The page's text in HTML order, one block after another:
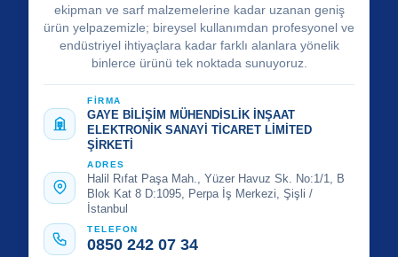
ekipman ve sarf malzemelerine kadar uzanan geniş
ürün yelpazemizle; bireysel kullanımdan profesyonel ve
endüstriyel ihtiyaçlara kadar farklı alanlara yönelik
binlerce ürünü tek noktada sunuyoruz.
FİRMA
GAYE BİLİŞİM MÜHENDİSLİK İNŞAAT
ELEKTRONİK SANAYİ TİCARET LİMİTED
ŞİRKETİ
ADRES
Halil Rıfat Paşa Mah., Yüzer Havuz Sk. No:1/1, B
Blok Kat 8 D:1095, Perpa İş Merkezi, Şişli /
İstanbul
TELEFON
0850 242 07 34